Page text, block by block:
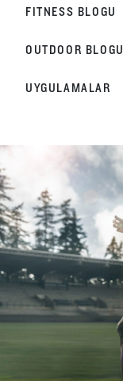
FITNESS BLOGU
OUTDOOR BLOGU
UYGULAMALAR